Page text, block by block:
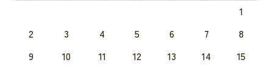
1
2
3 4 5 6 7
8
9
10 11 12 13 14
15